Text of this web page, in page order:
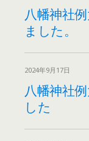
八幡神社
ました。
2024年9月17日
八幡神社
した